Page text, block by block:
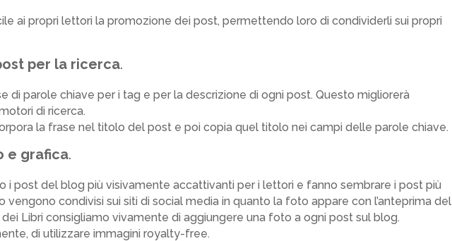
ai propri lettori la promozione dei post, permettendo loro di condividerli sui propri
per la ricerca.
di parole chiave per i tag e per la descrizione di ogni post. Questo migliorerà
di ricerca.
la frase nel titolo del post e poi copia quel titolo nei campi delle parole chiave.
e grafica.
i post del blog più visivamente accattivanti per i lettori e fanno sembrare i post più
vengono condivisi sui siti di social media in quanto la foto appare con l’anteprima del
Libri consigliamo vivamente di aggiungere una foto a ogni post sul blog.
di utilizzare immagini royalty-free.